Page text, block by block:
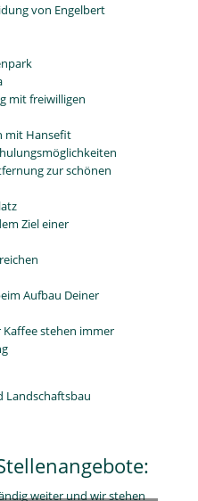
von Engelbert
mit freiwilligen
mit Hansefit
zur schönen
Ziel einer
Aufbau Deiner
stehen immer